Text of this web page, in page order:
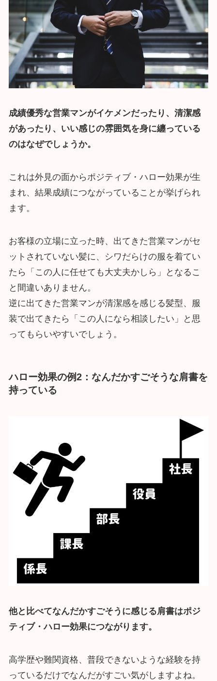
成績優秀な営業マンがイケメンだったり、清潔感
があったり、いい感じの雰囲気を身に纏っている
のはなぜでしょうか。
これは外見の面からポジティブ・ハロー効果が生
まれ、結果成績につながっていることが挙げられ
ます。
お客様の立場に立った時、出てきた営業マンがセ
ットされていない髪に、シワだらけの服を着てい
たら「この人に任せても大丈夫かしら」となるこ
と間違いありません。
逆に出てきた営業マンが清潔感を感じる髪型、服
装で出てきたら「この人になら相談したい」と思
ってもらいやすいでしょう。
ハロー効果の例2：なんだかすごそうな肩書を
持っている
他と比べてなんだかすごそうに感じる肩書はポジ
ティブ・ハロー効果につながります。
高学歴や難関資格、普段できないような経験を持
っているだけでなんだがすごい気がしますよね。